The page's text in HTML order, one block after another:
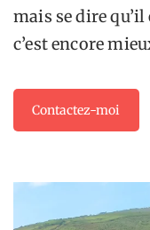
mais se dire
c’est encore
Contactez-moi